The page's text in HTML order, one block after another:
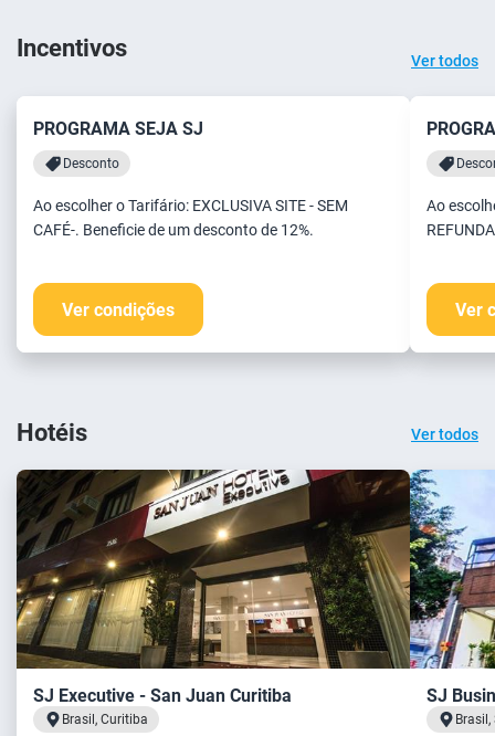
Incentivos Ver todos
PROGRAMA SEJA SJ
Desconto
Ao escolher o Tarifário: EXCLUSIVA SITE - SEM
CAFÉ-. Beneficie de um desconto de 12%.
Ver condições
Ao
Ver
Hotéis Ver todos
SJ Executive - San Juan Curitiba
Brasil, Curitiba
SJ